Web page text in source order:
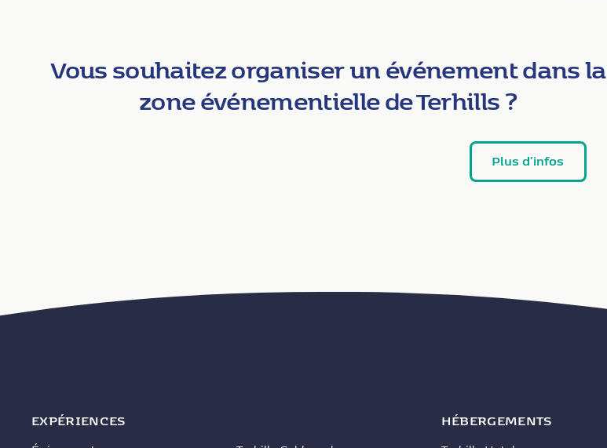
Vous souhaitez organiser un événement dans la
zone événementielle de Terhills ?
Plus d'infos
EXPÉRIENCES HÉBERGEMENTS